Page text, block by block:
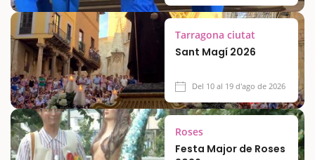
Tarragona ciutat
Sant Magí 2026
Del 10 al 19 d'ago de 2026
Roses
Festa Major de Roses